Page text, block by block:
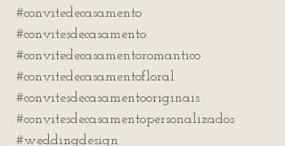
#convitedecasamento
#convitesdecasamento
#convitedecasamentoromantico
#convitedecasamentofloral
#convitesdecasamentooriginais
#convitesdecasamentopersonalizados
#weddingdesign